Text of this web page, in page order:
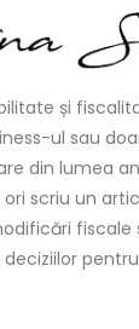
și
ul sau
din lumea
scriu un
fiscale